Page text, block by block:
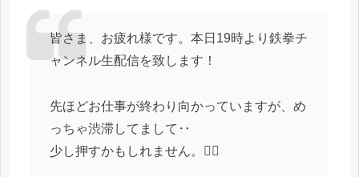
皆さま、お疲れ様です。本日19時より鉄拳チ
ャンネル生配信を致します！
先ほどお仕事が終わり向かっていますが、め
っちゃ渋滞してまして‥
少し押すかもしれません。🙇‍♂️